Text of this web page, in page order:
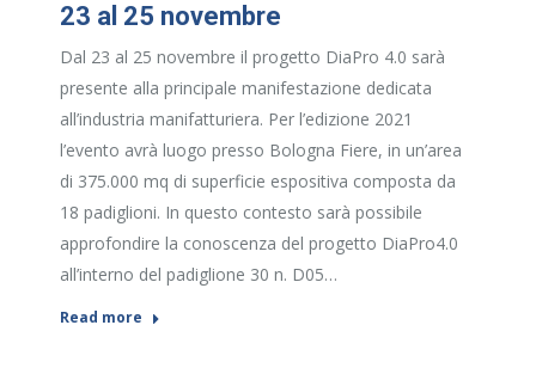
23 al 25 novembre
Dal 23 al 25 novembre il progetto DiaPro 4.0 sarà
presente alla principale manifestazione dedicata
all’industria manifatturiera. Per l’edizione 2021
l’evento avrà luogo presso Bologna Fiere, in un’area
di 375.000 mq di superficie espositiva composta da
18 padiglioni. In questo contesto sarà possibile
approfondire la conoscenza del progetto DiaPro4.0
all’interno del padiglione 30 n. D05…
Read more